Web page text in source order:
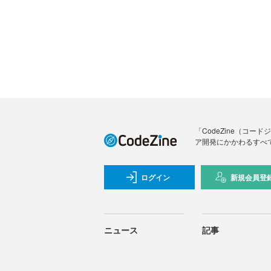
「CodeZine（コード
ア開発にかかわるす
ログイン 新規会員登
ニュース 記事